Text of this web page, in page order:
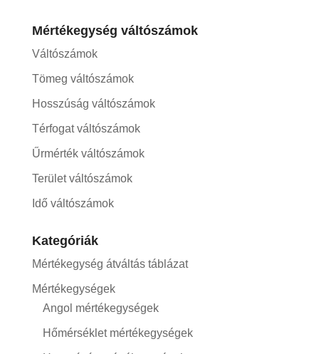
Mértékegység váltószámok
Váltószámok
Tömeg váltószámok
Hosszúság váltószámok
Térfogat váltószámok
Űrmérték váltószámok
Terület váltószámok
Idő váltószámok
Kategóriák
Mértékegység átváltás táblázat
Mértékegységek
Angol mértékegységek
Hőmérséklet mértékegységek